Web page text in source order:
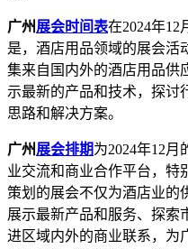
广州展会时间表在2024年12
是，酒店用品领域的展会活
集来自国内外的酒店用品供
示最新的产品和技术，探讨
思路和解决方案。
广州展会排期为2024年12
业交流和商业合作平台，特
策划的展会不仅为酒店业的
展示最新产品和服务、探索
进区域内外的商业联系，为